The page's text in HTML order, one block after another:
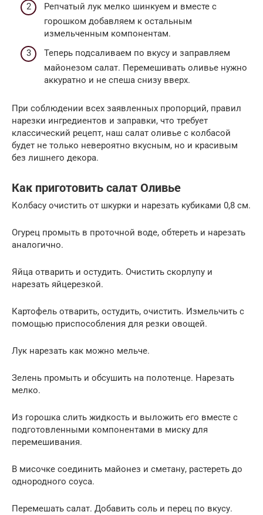
Репчатый лук мелко шинкуем и вместе с
горошком добавляем к остальным
измельченным компонентам.
Теперь подсаливаем по вкусу и заправляем
майонезом салат. Перемешивать оливье нужно
аккуратно и не спеша снизу вверх.
При соблюдении всех заявленных пропорций, правил
нарезки ингредиентов и заправки, что требует
классический рецепт, наш салат оливье с колбасой
будет не только невероятно вкусным, но и красивым
без лишнего декора.
Как приготовить салат Оливье
Колбасу очистить от шкурки и нарезать кубиками 0,8 см.
Огурец промыть в проточной воде, обтереть и нарезать
аналогично.
Яйца отварить и остудить. Очистить скорлупу и
нарезать яйцерезкой.
Картофель отварить, остудить, очистить. Измельчить с
помощью приспособления для резки овощей.
Лук нарезать как можно мельче.
Зелень промыть и обсушить на полотенце. Нарезать
мелко.
Из горошка слить жидкость и выложить его вместе с
подготовленными компонентами в миску для
перемешивания.
В мисочке соединить майонез и сметану, растереть до
однородного соуса.
Перемешать салат. Добавить соль и перец по вкусу.